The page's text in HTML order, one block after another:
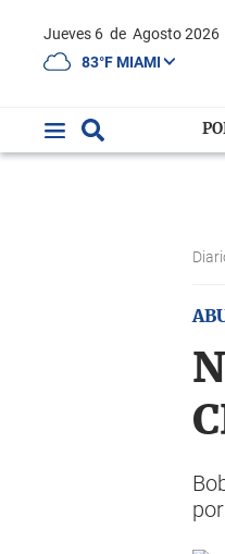
Jueves 6 de Agosto 2026
83°F MIAMI